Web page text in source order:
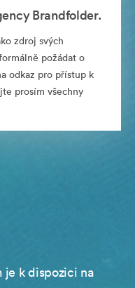
Brandfolder.
zdroj svých
požádat o
odkaz pro přístup k
prosím všechny
je k dispozici na